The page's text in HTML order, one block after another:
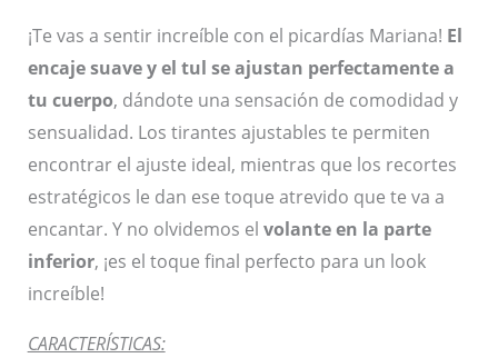
¡Te vas a sentir increíble con el picardías Mariana! El
encaje suave y el tul se ajustan perfectamente a
tu cuerpo, dándote una sensación de comodidad y
sensualidad. Los tirantes ajustables te permiten
encontrar el ajuste ideal, mientras que los recortes
estratégicos le dan ese toque atrevido que te va a
encantar. Y no olvidemos el volante en la parte
inferior, ¡es el toque final perfecto para un look
increíble!
CARACTERÍSTICAS: